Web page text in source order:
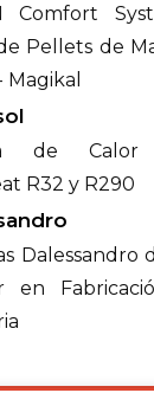
Comfort
Pellets de
Magikal
de Calor
R32 y R290
Dalessandro
en